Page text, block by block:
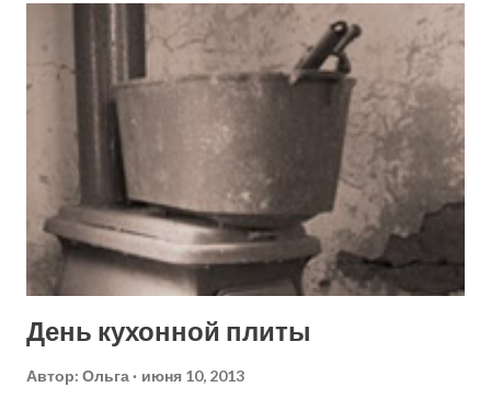
держать в напряжении до последней строчки. 1.
Название: «Эверест. Смертельное восхождение»
Автор: Анатолий Букреев, Г. Вестон ДеУолт Высокий
рейтинг книги обусловлен тем, что она основана на
реальных событиях, которые произошли в 1996 году
при восхождении группы людей на Эверест. Плохие
погодные условия и ошибки альпинистов и привели
к трагедии. Книга была написана в 1997 году, но на
русский язык переведена лишь в 2015 году. 2.
Название: «Она & он» Автор: Марк Леви Интересная и
захватывающая история любви двух людей, кот...
День кухонной плиты
Автор: Ольга июня 10, 2013